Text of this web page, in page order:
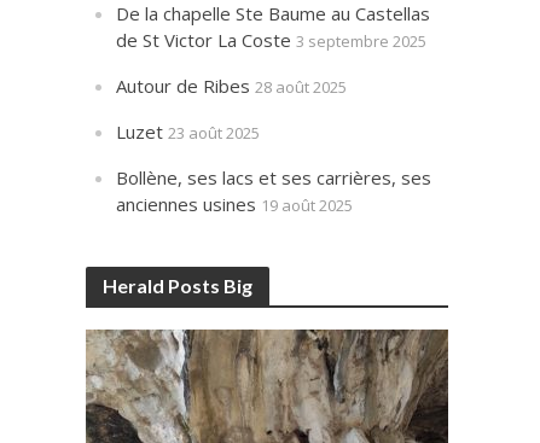
De la chapelle Ste Baume au Castellas
de St Victor La Coste 3 septembre 2025
Autour de Ribes 28 août 2025
Luzet 23 août 2025
Bollène, ses lacs et ses carrières, ses
anciennes usines 19 août 2025
Herald Posts Big